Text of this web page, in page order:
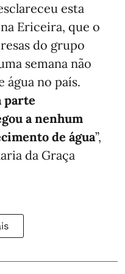
esta
Ericeira, que o
do grupo
semana não
no país.
parte
a nenhum
de água”,
da Graça